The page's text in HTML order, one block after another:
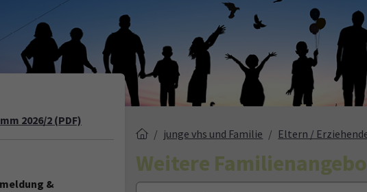
junge vhs und Familie Eltern /
Weitere
2026/2 (PDF)
&